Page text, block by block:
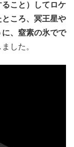
こと）してロケ
ころ、冥王星や
、窒素の氷でで
した。